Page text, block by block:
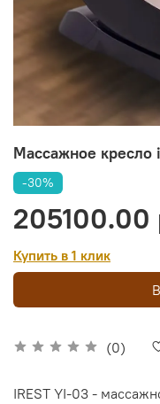
Массажное кресло
(0)
-30%
205100.00
Купить в 1 клик
IREST YI-03 -